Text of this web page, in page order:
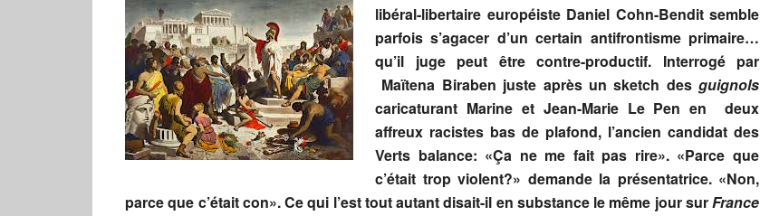
libéral-libertaire européiste Daniel Cohn-Bendit semble
parfois s’agacer d’un certain antifrontisme primaire…
qu’il juge peut être contre-productif. Interrogé par
Maïtena Biraben juste après un sketch des guignols
caricaturant Marine et Jean-Marie Le Pen en deux
affreux racistes bas de plafond, l’ancien candidat des
Verts balance: «Ça ne me fait pas rire». «Parce que
c’était trop violent?» demande la présentatrice. «Non,
parce que c’était con». Ce qui l’est tout autant disait-il en substance le même jour surFrance